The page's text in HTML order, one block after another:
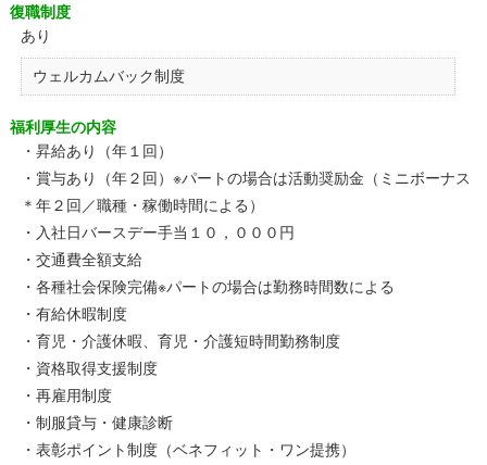
復職制度
あり
ウェルカムバック制度
福利厚生の内容
・昇給あり（年１回）
・賞与あり（年２回）※パートの場合は活動奨励金（ミニボーナス
＊年２回／職種・稼働時間による）
・入社日バースデー手当１０，０００円
・交通費全額支給
・各種社会保険完備※パートの場合は勤務時間数による
・有給休暇制度
・育児・介護休暇、育児・介護短時間勤務制度
・資格取得支援制度
・再雇用制度
・制服貸与・健康診断
・表彰ポイント制度（ベネフィット・ワン提携）